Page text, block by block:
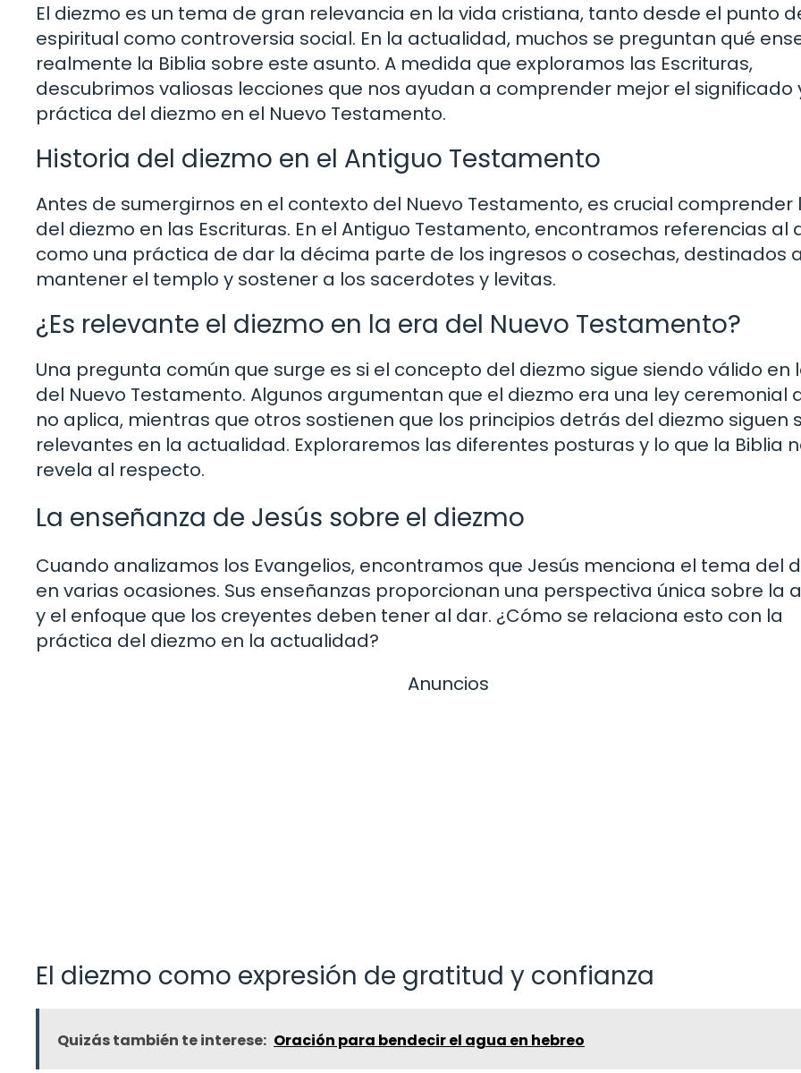
El diezmo es un tema de gran relevancia en la vida cristiana, tanto desde el punto
espiritual como controversia social. En la actualidad, muchos se preguntan qué
realmente la Biblia sobre este asunto. A medida que exploramos las Escrituras,
descubrimos valiosas lecciones que nos ayudan a comprender mejor el significado
práctica del diezmo en el Nuevo Testamento.
Historia del diezmo en el Antiguo Testamento
Antes de sumergirnos en el contexto del Nuevo Testamento, es crucial comprender
del diezmo en las Escrituras. En el Antiguo Testamento, encontramos referencias al
como una práctica de dar la décima parte de los ingresos o cosechas, destinados a
mantener el templo y sostener a los sacerdotes y levitas.
¿Es relevante el diezmo en la era del Nuevo Testamento?
Una pregunta común que surge es si el concepto del diezmo sigue siendo válido en
del Nuevo Testamento. Algunos argumentan que el diezmo era una ley ceremonial
no aplica, mientras que otros sostienen que los principios detrás del diezmo siguen
relevantes en la actualidad. Exploraremos las diferentes posturas y lo que la Biblia
revela al respecto.
La enseñanza de Jesús sobre el diezmo
Cuando analizamos los Evangelios, encontramos que Jesús menciona el tema del
en varias ocasiones. Sus enseñanzas proporcionan una perspectiva única sobre la
y el enfoque que los creyentes deben tener al dar. ¿Cómo se relaciona esto con la
práctica del diezmo en la actualidad?
Anuncios
El diezmo como expresión de gratitud y confianza
Quizás también te interese: Oración para bendecir el agua en hebreo